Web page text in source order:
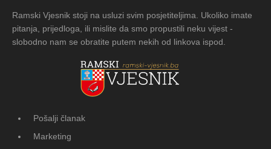
Ramski Vjesnik stoji na usluzi svim posjetiteljima. Ukoliko imate
pitanja, prijedloga, ili mislite da smo propustili neku vijest -
slobodno nam se obratite putem nekih od linkova ispod.
Pošalji članak
Marketing